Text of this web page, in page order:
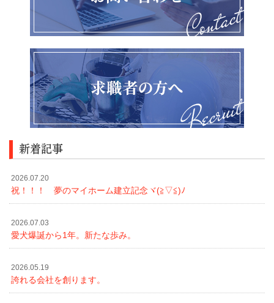
新着記事
2026.07.20
祝！！！ 夢のマイホーム建立記念ヾ(≧▽≦)ﾉ
2026.07.03
愛犬爆誕から1年。新たな歩み。
2026.05.19
誇れる会社を創ります。